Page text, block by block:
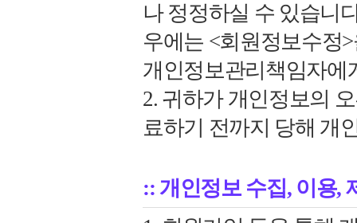
나 정정하실 수 있습니
우에는 <회원정보수정
개인정보관리책임자에
2. 귀하가 개인정보의
료하기 전까지 당해 개
:: 개인정보 수집, 이용,